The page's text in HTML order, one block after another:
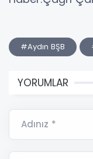
#Aydın BŞB
YORUMLAR
Adınız *